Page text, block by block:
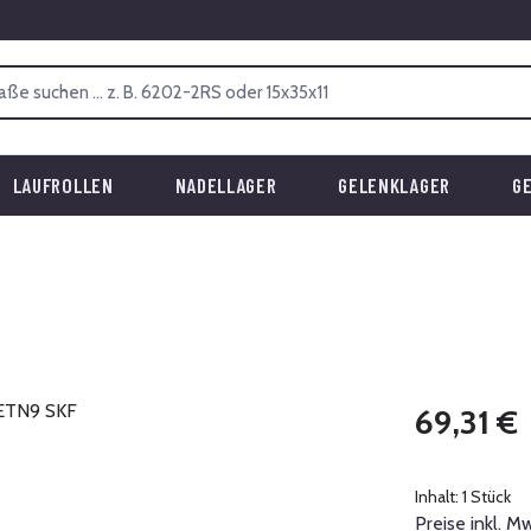
LAUFROLLEN NADELLAGER GELENKLAGER
Regulärer Preis:
69,31 €
Inhalt: 1 Stück
Preise inkl.